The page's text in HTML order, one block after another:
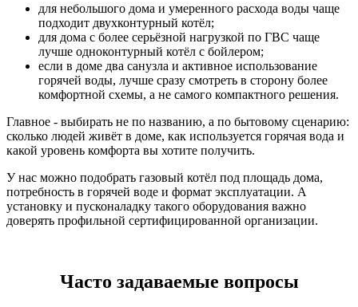
для небольшого дома и умеренного расхода воды чаще
подходит двухконтурный котёл;
для дома с более серьёзной нагрузкой по ГВС чаще
лучше одноконтурный котёл с бойлером;
если в доме два санузла и активное использование
горячей воды, лучше сразу смотреть в сторону более
комфортной схемы, а не самого компактного решения.
Главное - выбирать не по названию, а по бытовому сценарию:
сколько людей живёт в доме, как используется горячая вода и
какой уровень комфорта вы хотите получить.
У нас можно подобрать газовый котёл под площадь дома,
потребность в горячей воде и формат эксплуатации. А
установку и пусконаладку такого оборудования важно
доверять профильной сертифицированной организации.
Часто задаваемые вопросы